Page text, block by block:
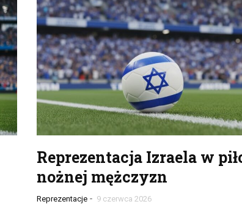
Reprezentacja Izraela w
nożnej mężczyzn
Reprezentacje - 9 czerwca 2026